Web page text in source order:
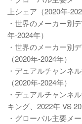
上シェア（2020年-
・世界のメーカー別
年-2024年）
・世界のメーカー別
（2020年-2024年）
・デュアルチャンネ
（2020年-2024年）
・デュアルチャンネ
キング、2022年 VS
・グローバル主要メ